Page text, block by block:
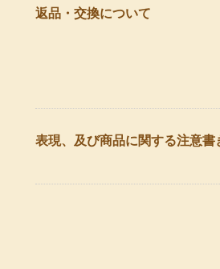
返品・交換について
表現、及び商品に関する注意書